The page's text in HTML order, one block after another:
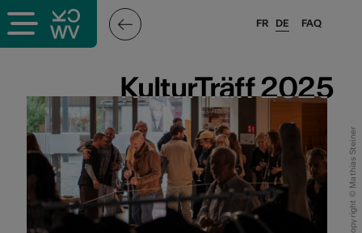
FAQ
FR DE
KulturTräff 2025
Copyright © Mathias Steiner
KulturTräff 2025